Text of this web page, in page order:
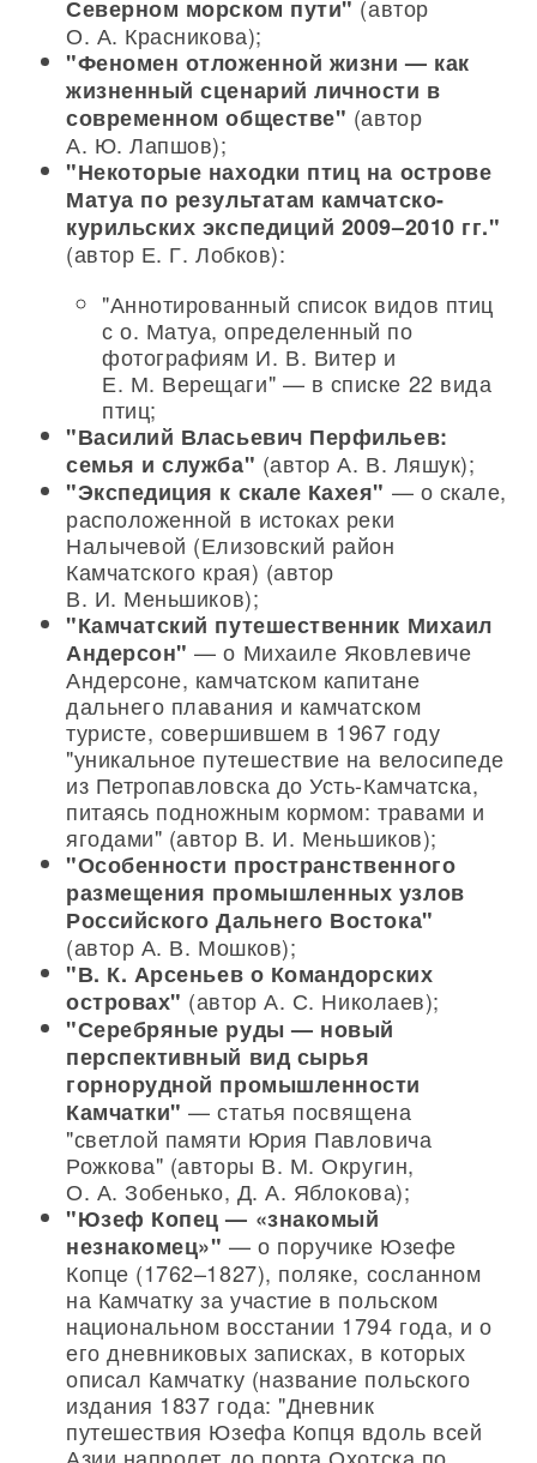
Северном морском пути" (автор
О. А. Красникова);
"Феномен отложенной жизни — как
жизненный сценарий личности в
современном обществе" (автор
А. Ю. Лапшов);
"Некоторые находки птиц на острове
Матуа по результатам камчатско-
курильских экспедиций 2009–2010 гг."
(автор Е. Г. Лобков):
"Аннотированный список видов птиц
с о. Матуа, определенный по
фотографиям И. В. Витер и
Е. М. Верещаги" — в списке 22 вида
птиц;
"Василий Власьевич Перфильев:
семья и служба" (автор А. В. Ляшук);
"Экспедиция к скале Кахея" — о скале,
расположенной в истоках реки
Налычевой (Елизовский район
Камчатского края) (автор
В. И. Меньшиков);
"Камчатский путешественник Михаил
Андерсон" — о Михаиле Яковлевиче
Андерсоне, камчатском капитане
дальнего плавания и камчатском
туристе, совершившем в 1967 году
"уникальное путешествие на велосипеде
из Петропавловска до Усть-Камчатска,
питаясь подножным кормом: травами и
ягодами" (автор В. И. Меньшиков);
"Особенности пространственного
размещения промышленных узлов
Российского Дальнего Востока"
(автор А. В. Мошков);
"В. К. Арсеньев о Командорских
островах" (автор А. С. Николаев);
"Серебряные руды — новый
перспективный вид сырья
горнорудной промышленности
Камчатки" — статья посвящена
"светлой памяти Юрия Павловича
Рожкова" (авторы В. М. Округин,
О. А. Зобенько, Д. А. Яблокова);
"Юзеф Копец — «знакомый
незнакомец»" — о поручике Юзефе
Копце (1762–1827), поляке, сосланном
на Камчатку за участие в польском
национальном восстании 1794 года, и о
его дневниковых записках, в которых
описал Камчатку (название польского
издания 1837 года: "Дневник
путешествия Юзефа Копця вдоль всей